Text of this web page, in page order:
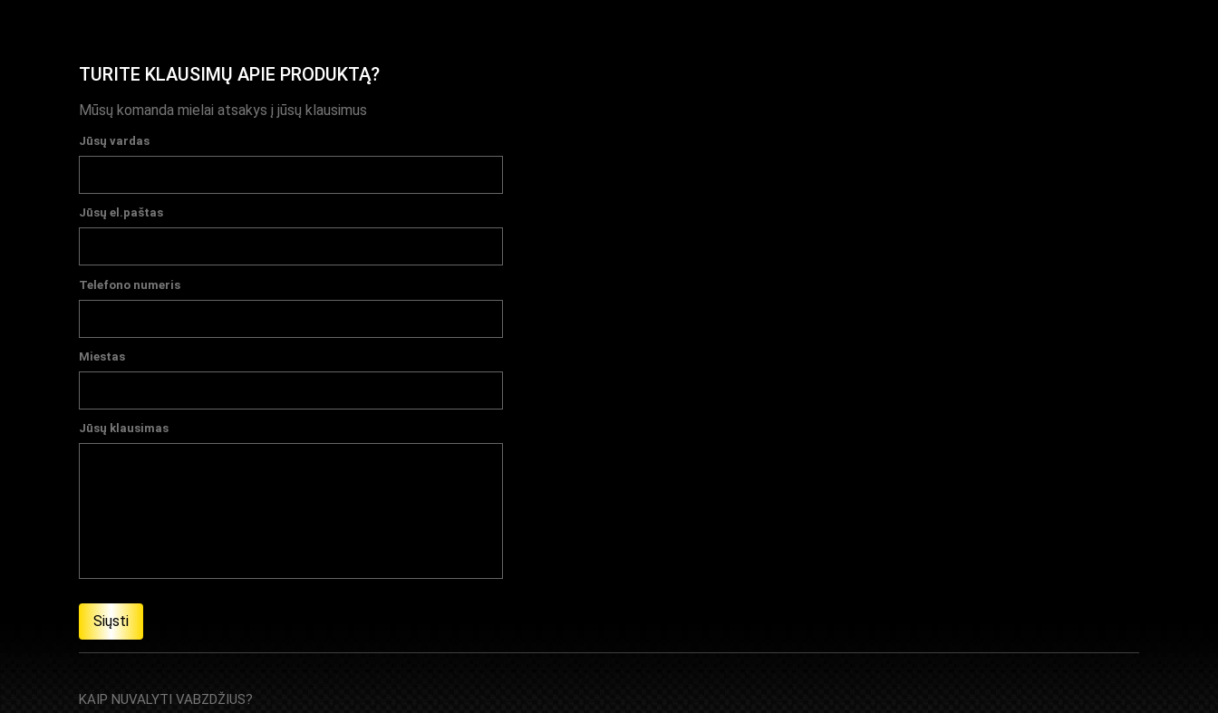
KAIP NUVALYTI VABZDŽIUS?
TURITE KLAUSIMŲ APIE PRODUKTĄ?
Mūsų komanda mielai atsakys į jūsų klausimus
Jūsų vardas
Jūsų el.paštas
Telefono numeris
Miestas
Jūsų klausimas